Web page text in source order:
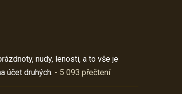
nudy, lenosti, a to vše je
účet druhých. - 5 093 přečtení